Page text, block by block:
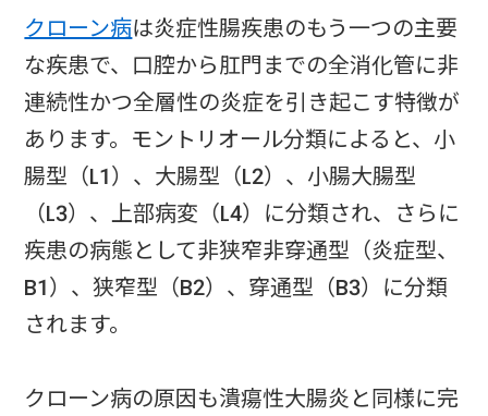
クローン病は炎症性腸疾患のもう一つの主要
な疾患で、口腔から肛門までの全消化管に非
連続性かつ全層性の炎症を引き起こす特徴が
あります。モントリオール分類によると、小
腸型（L1）、大腸型（L2）、小腸大腸型
（L3）、上部病変（L4）に分類され、さらに
疾患の病態として非狭窄非穿通型（炎症型、
B1）、狭窄型（B2）、穿通型（B3）に分類
されます。
クローン病の原因も潰瘍性大腸炎と同様に完